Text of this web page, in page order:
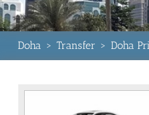
Doha > Transfer > Doha